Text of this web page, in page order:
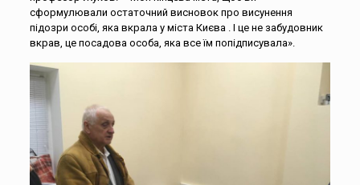
сформулювали остаточний висновок про висунення
підозри особі, яка вкрала у міста Києва . І це не забудовник
вкрав, це посадова особа, яка все їм попідписувала».